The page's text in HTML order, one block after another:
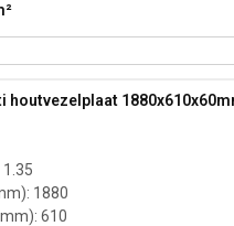
houtvezelplaat
1.35
: 1880
: 610